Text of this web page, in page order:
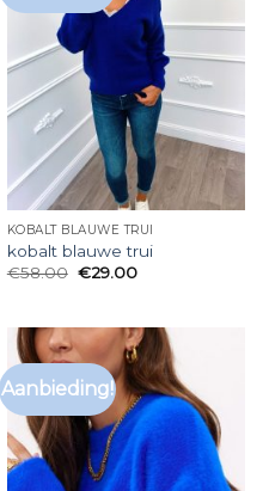
KOBALT BLAUWE TRUI
kobalt blauwe trui
€58.00 €29.00
Aanbieding!